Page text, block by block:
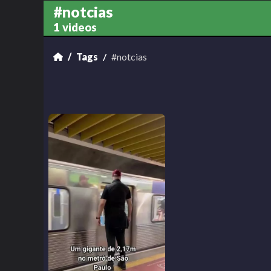
#notcias
1 videos
Tags #notcias